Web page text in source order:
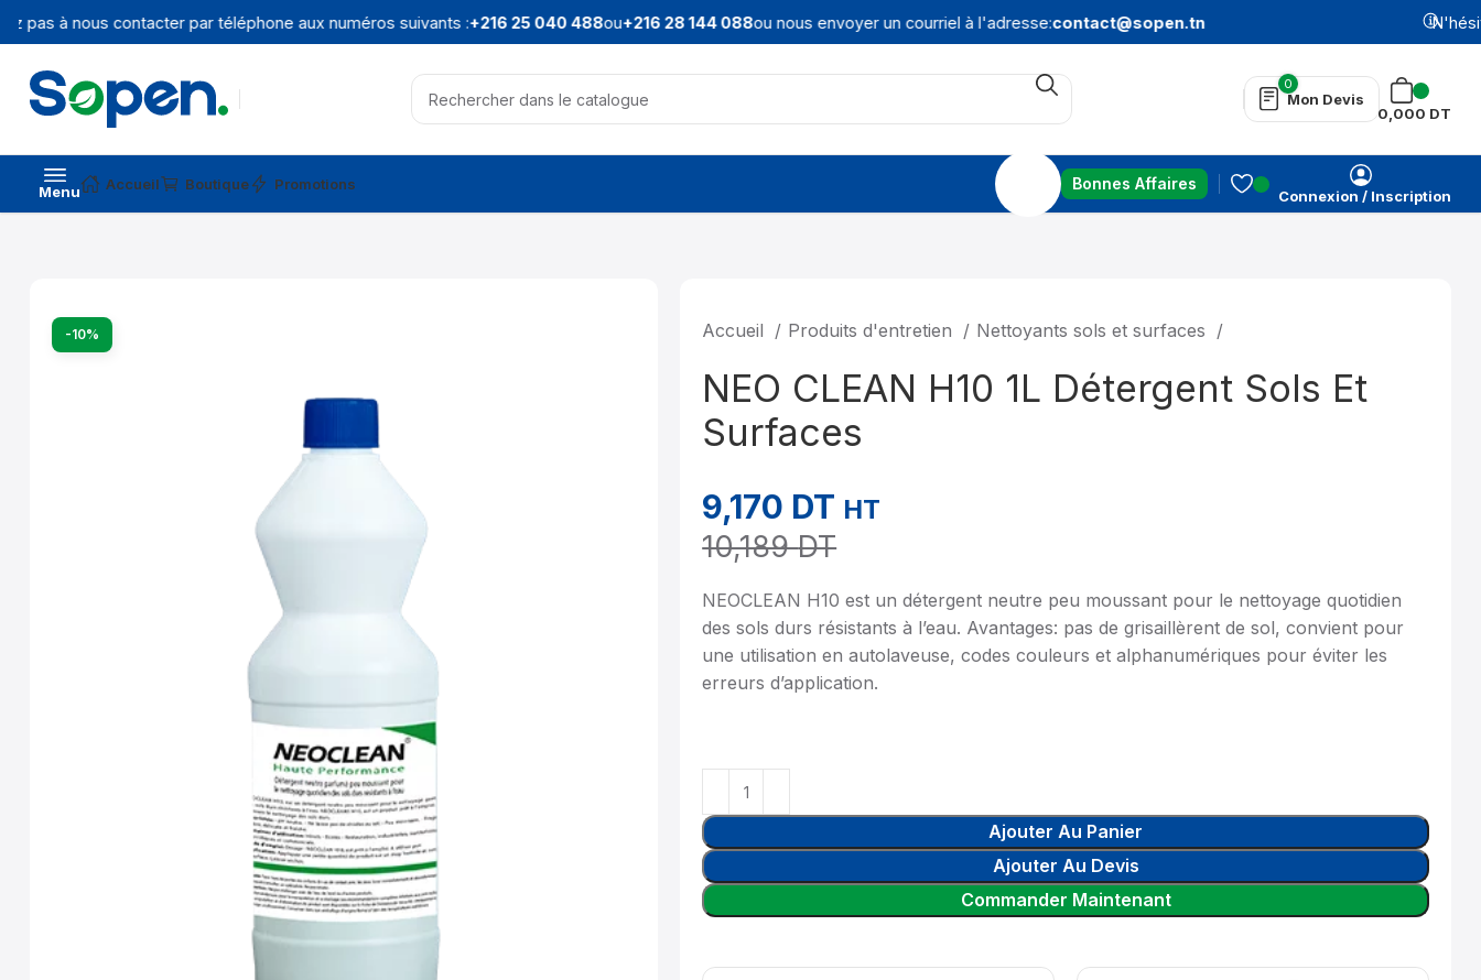
pas à nous contacter par téléphone aux numéros suivants :+216 25 040 488ou+216 28 144 088ou nous envoyer un courriel à l'adresse:contact@sopen.tn
0
Mon Devis
0,000 DT
Menu Accueil Boutique Promotions Bonnes Affaires
Connexion / Inscription
-10% Accueil Produits d'entretien Nettoyants sols et surfaces
NEO CLEAN H10 1L Détergent Sols Et
Surfaces
9,170 DT HT
10,189DT
NEOCLEAN H10 est un détergent neutre peu moussant pour le nettoyage quotidien
des sols durs résistants à l’eau. Avantages: pas de grisaillèrent de sol, convient pour
une utilisation en autolaveuse, codes couleurs et alphanumériques pour éviter les
erreurs d’application.
Ajouter Au Panier
Ajouter Au Devis
Commander Maintenant